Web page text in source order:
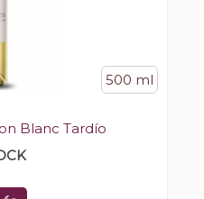
500 ml
Blanc Tardío